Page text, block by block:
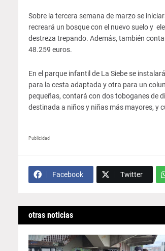
Sobre la tercera semana de marzo se
recreará un bosque con el nuevo suelo y
destreza trepando. Además, también
48.259 euros.
En el parque infantil de La Siebe se
para la cesta adaptada y otra para un
pequeñas, contará con dos toboganes de
destinada a niños y niñas más mayores, y
Publicidad
Facebook Twitter
otras noticias